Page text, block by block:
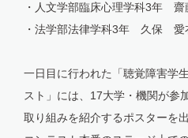
・人文学部臨床心理学科3年
・法学部法律学科3年 久保 愛
一日目に行われた「聴覚障害学
スト」には、17大学・機関が参
取り組みを紹介するポスターを